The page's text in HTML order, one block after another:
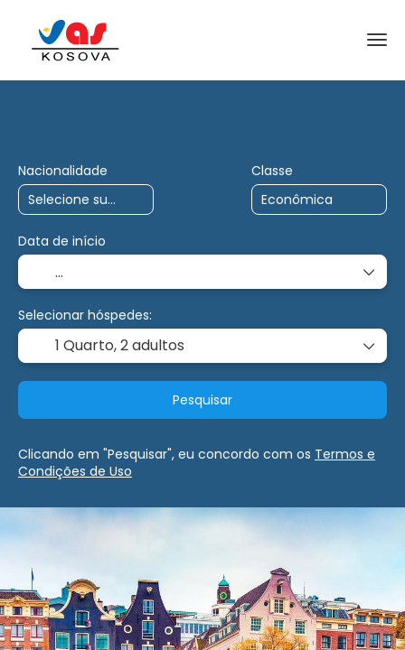
Nacionalidade Classe
Data de início
Selecionar hóspedes:
1 Quarto,2 adultos
Pesquisar
Clicando em "Pesquisar", eu concordo com os Termos e
Condições de Uso